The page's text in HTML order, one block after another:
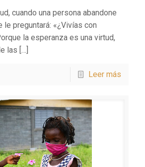
cuando una persona abandone
le preguntará: «¿Vivías con
la esperanza es una virtud,
las […]
Leer más